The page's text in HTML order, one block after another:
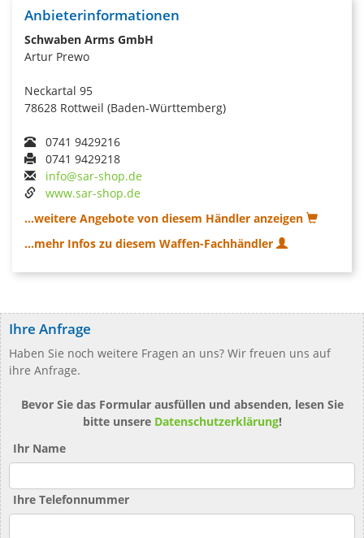
Anbieterinformationen
Schwaben Arms GmbH
Artur Prewo
Neckartal 95
78628 Rottweil (Baden-Württemberg)
0741 9429216
0741 9429218
info@sar-shop.de
www.sar-shop.de
...weitere Angebote von diesem Händler anzeigen
...mehr Infos zu diesem Waffen-Fachhändler
Ihre Anfrage
Haben Sie noch weitere Fragen an uns? Wir freuen uns auf
ihre Anfrage.
Bevor Sie das Formular ausfüllen und absenden, lesen Sie
bitte unsere Datenschutzerklärung!
Ihr Name
Ihre Telefonnummer